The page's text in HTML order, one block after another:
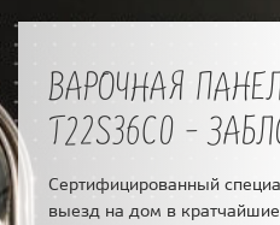
ВАРОЧНАЯ
T22S36C0 -
Сертифицированный
выезд на дом в